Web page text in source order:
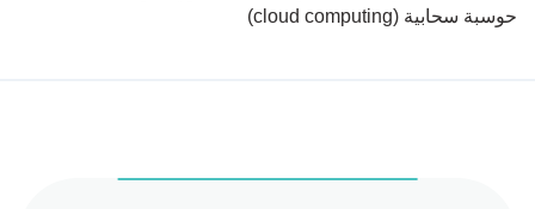
حوسبة سحابية (cloud computing)